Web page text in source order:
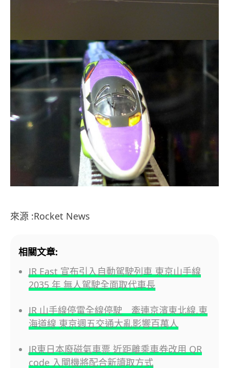
來源 :Rocket News
相關文章:
JR East 宣布引入自動駕駛列車 東京山手線
2035 年 無人駕駛全面取代車長
JR 山手線停電全線停駛 牽連京濱東北線,東
海道線 東京週五交通大亂影響百萬人
JR東日本廢磁氣車票 近距離乘車券改用 QR
code 入閘機將配合新讀取方式